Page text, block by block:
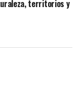
territorios y